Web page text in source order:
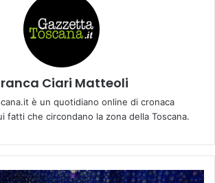
Ciari Matteoli
è un quotidiano online di cronaca
fatti che circondano la zona della Toscana.